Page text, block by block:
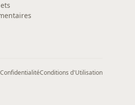
Conditions d'Utilisation